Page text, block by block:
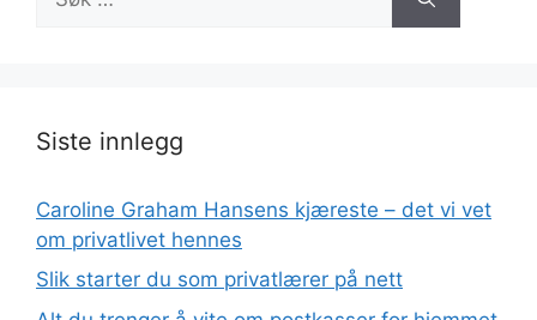
etter:
Siste innlegg
Caroline Graham Hansens kjæreste – det vi vet
om privatlivet hennes
Slik starter du som privatlærer på nett